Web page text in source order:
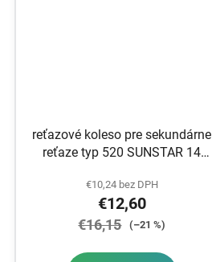
reťazové koleso pre sekundárne
reťaze typ 520 SUNSTAR 14
€10,24 bez DPH
€12,60
€16,15 (–21 %)